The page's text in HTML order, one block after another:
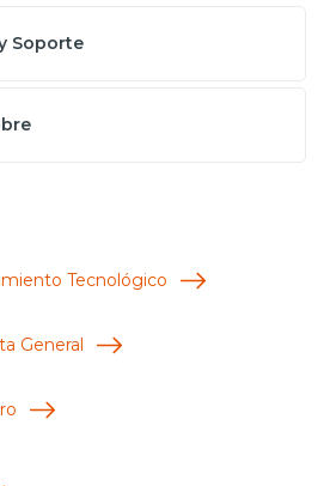
Soporte
Tecnológico
General